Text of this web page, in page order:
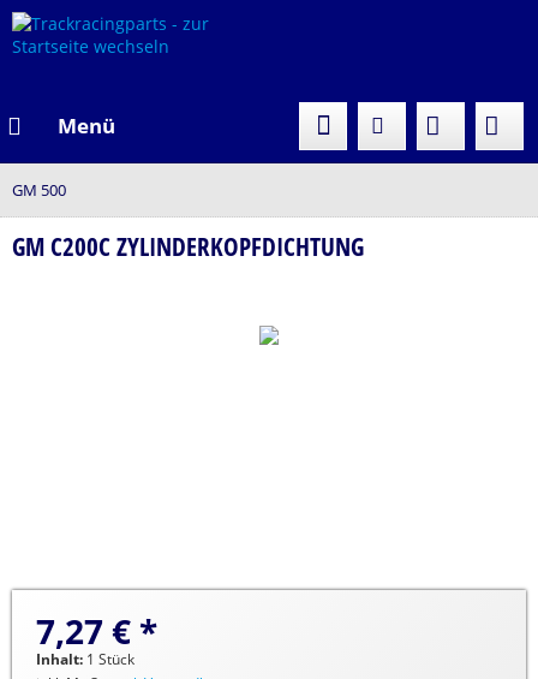
Menü
GM 500
GM C200C ZYLINDERKOPFDICHTUNG
7,27 € *
Inhalt: 1 Stück